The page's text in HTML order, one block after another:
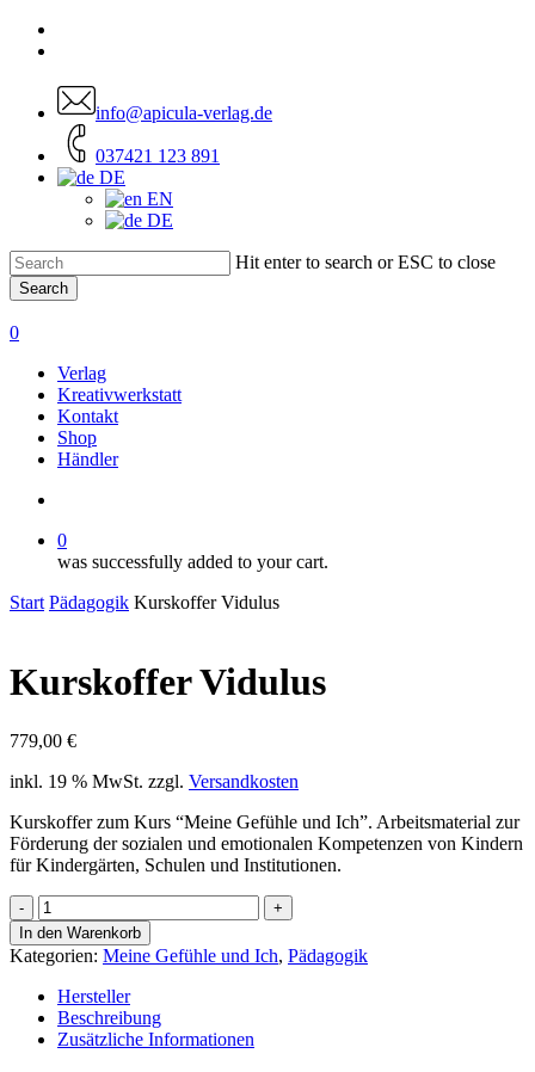
Skip
content
info@apicula-verlag.de
037421 123 891
DE
EN
DE
Hit enter to search or ESC to close
Search
Search
account
0
Verlag
Kreativwerkstatt
Kontakt
Shop
Händler
0
was successfully added to your cart.
Start Pädagogik Kurskoffer Vidulus
Kurskoffer Vidulus
779,00 €
inkl. 19 % MwSt. zzgl. Versandkosten
Kurskoffer zum Kurs “Meine Gefühle und Ich”. Arbeitsmaterial zur
Förderung der sozialen und emotionalen Kompetenzen von Kindern
für Kindergärten, Schulen und Institutionen.
Kurskoffer
Vidulus
Menge
In den Warenkorb
Kategorien: Meine Gefühle und Ich, Pädagogik
Hersteller
Beschreibung
Zusätzliche Informationen